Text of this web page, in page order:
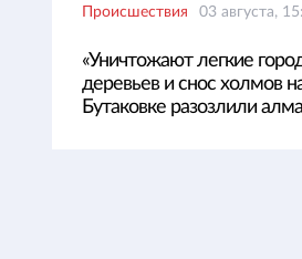
Происшествия 03 августа,
«Уничтожают легкие
деревьев и снос холмов
Бутаковке разозлили